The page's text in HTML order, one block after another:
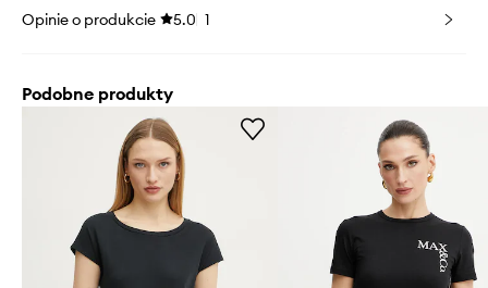
Opinie o produkcie 5.0 1
Podobne produkty